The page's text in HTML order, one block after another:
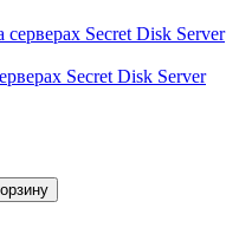
Secret Disk Server